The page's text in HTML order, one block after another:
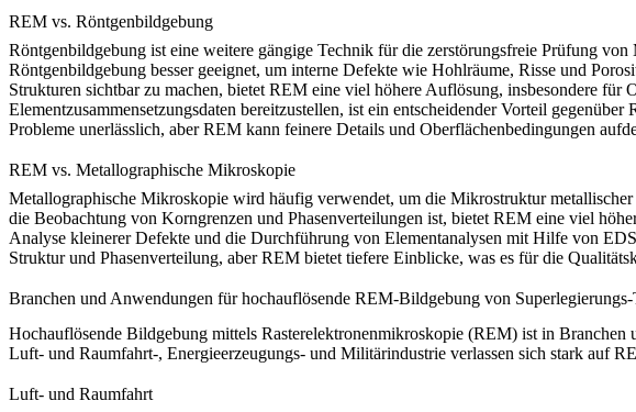
REM vs. Röntgenbildgebung
Röntgenbildgebung ist eine weitere gängige Technik für die zerstörungsfreie Prüfung
Röntgenbildgebung besser geeignet, um interne Defekte wie Hohlräume, Risse und
Strukturen sichtbar zu machen, bietet REM eine viel höhere Auflösung, insbesondere für
Elementzusammensetzungsdaten bereitzustellen, ist ein entscheidender Vorteil
Probleme unerlässlich, aber REM kann feinere Details und Oberflächenbedingungen
REM vs. Metallographische Mikroskopie
Metallographische Mikroskopie wird häufig verwendet, um die Mikrostruktur
die Beobachtung von Korngrenzen und Phasenverteilungen ist, bietet REM eine viel
Analyse kleinerer Defekte und die Durchführung von Elementanalysen mit Hilfe von
Struktur und Phasenverteilung, aber REM bietet tiefere Einblicke, was es für die
Branchen und Anwendungen für hochauflösende REM-Bildgebung von Superlegierungs-
Hochauflösende Bildgebung mittels Rasterelektronenmikroskopie (REM) ist in
Luft- und Raumfahrt-, Energieerzeugungs- und Militärindustrie verlassen sich stark auf
Luft- und Raumfahrt